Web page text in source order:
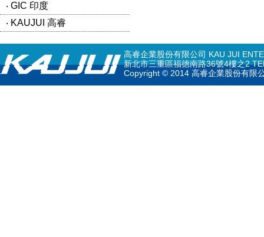
‧ GIC 印度
‧ KAUJUI 高睿
高睿企業股份有限公司 KAU JUI
新北市三重區福德南路36號4樓之2
Copyright © 2014 高睿企業股份有限